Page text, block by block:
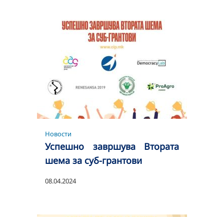
Новости
Успешно завршува Втората
шема за суб-грантови
08.04.2024